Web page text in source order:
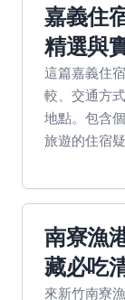
嘉義住
精選與
這篇嘉義住
較、交通方
地點。包含
旅遊的住宿疑
南寮漁
藏必吃
來新竹南寮